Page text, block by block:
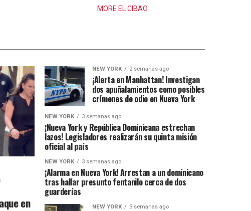
MORE EL CIBAO
en
NEW YORK 2 semanas ago
¡Alerta en Manhattan! Investigan
dos apuñalamientos como posibles
crímenes de odio en Nueva York
NEW YORK 3 semanas ago
¡Nueva York y República Dominicana estrechan
lazos! Legisladores realizarán su quinta misión
oficial al país
NEW YORK 3 semanas ago
¡Alarma en Nueva York! Arrestan a un dominicano
tras hallar presunto fentanilo cerca de dos
guarderías
NEW YORK 3 semanas ago